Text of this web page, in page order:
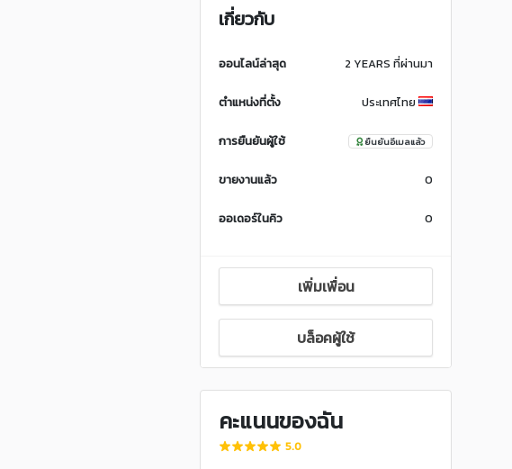
เกี่ยวกับ
ออนไลน์ล่าสุด 2 YEARS ที่ผ่านมา
ตำแหน่งที่ตั้ง ประเทศไทย
การยืนยันผู้ใช้ ยืนยันอีเมลแล้ว
ขายงานแล้ว 0
ออเดอร์ในคิว 0
เพิ่มเพื่อน
บล็อคผู้ใช้
คะแนนของฉัน
5.0